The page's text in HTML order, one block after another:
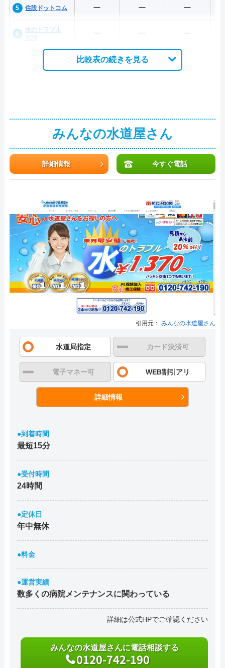
住設ドットコム ー ー ー
水のトラブル
比較表の続きを見る
みんなの水道屋さん
詳細情報 今すぐ電話
引用元： みんなの水道屋さん
水道局指定 カード決済可
電子マネー可 WEB割引アリ
詳細情報
●到着時間
最短15分
●受付時間
24時間
●定休日
年中無休
●料金
●運営実績
数多くの病院メンテナンスに関わっている
詳細は公式HPでご確認ください
みんなの水道屋さんに電話相談する
0120-742-190